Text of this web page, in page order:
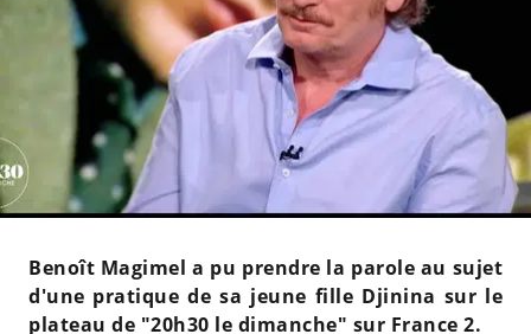
Benoît Magimel a pu prendre la parole au sujet
d'une pratique de sa jeune fille Djinina sur le
plateau de "20h30 le dimanche" sur France 2.